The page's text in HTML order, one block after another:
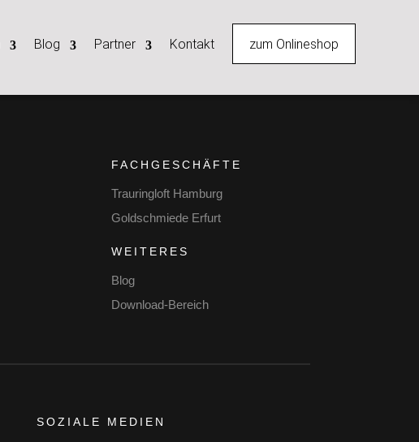
Blog Partner Kontakt zum Onlineshop
FACHGESCHÄFTE
Trauringloft Hamburg
Goldschmiede Erfurt
WEITERES
Blog
Download-Bereich
SOZIALE MEDIEN